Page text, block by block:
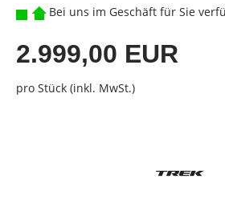
Bei uns im Geschäft für Sie
2.999,00 EUR
pro Stück (inkl. MwSt.)